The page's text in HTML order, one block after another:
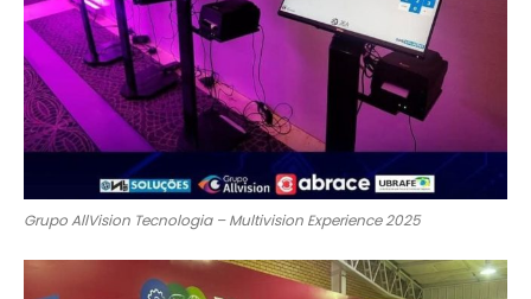
Grupo AllVision Tecnologia – Multivision Experience 2025